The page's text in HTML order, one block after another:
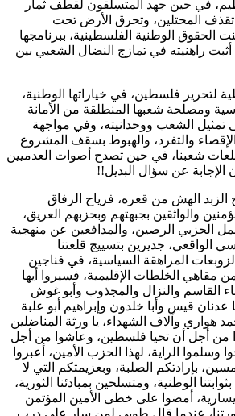
في حين جهد المتسلقون لقطف ثمار
المحتلين، وتحرق الأرض تحت
الحقوق الوطنية الفلسطينية، ببرنامجها
أثبت راهنيته في تمازج النضال الشعبي بين
لتحرير فلسطين، في خياراتها الوطنية،
ومصلحة شعبها المنطلقة من الأمانة
تمثيل الشعب ووحدانيته، وفي مواجهة
والتفرد، والهبوط بسقف المشروع
شعبنا، في حين تصدح أصوات العدميين
الإجابة عن سؤال البديل!!
الزبد الهش من قعره، فرياح الرفاق
والواثقين بجبهتهم وبحزبهم العريق،
الحزبي الرصين، والمدافعين عن منهجية
الواقعي، جديرين بتسييج قلعتنا
المراهقة السياسية، في فناجين
مقاهي الخلطات الإقليمية، فسيروا أيها
القاسم والنزال والمجذوب وأبو غوش
عدنان قيس وأبا خلدون وإبراهيم أبو علبة
هواري وآلاف الشهداء، يا ورثة المناضلين
من أجل أن تحيا فلسطين، وعاشوا من أجل
الراية، لهذا الحزب الأمين، أعبروا
بإرادتكم الصلبة، وبعزيمتكم التي لا
الوطنية، ومتسلحين بمبادئنا الثورية،
أمضوا على خطى الأمين المؤتمن